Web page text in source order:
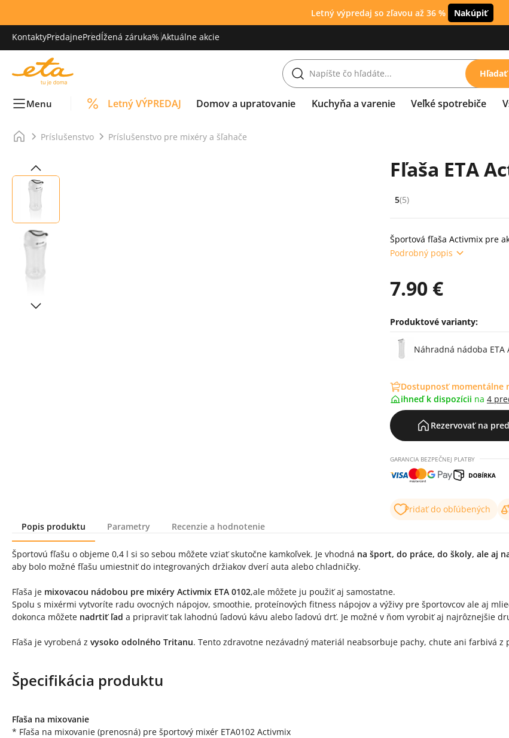
Letný výpredaj so zľavou až 36 % Nakúpiť
KontaktyPredajnePredĺžená záruka% Aktuálne akcie
Hľadať
Menu Letný VÝPREDAJ Domov a upratovanie Kuchyňa a varenie Veľké spotrebiče
Príslušenstvo Príslušenstvo pre mixéry a šľahače
Fľaša ETA
Hodnocení: 5 z 5 (5 recenzí)
5(5)
Športová fľaša Activmix pre
Podrobný popis
7.90 €
Produktové varianty:
Varianty
Náhradná nádoba ETA
Dostupnosť momentálne
ihneď k dispozícii na 4
Rezervovať na
GARANCIA BEZPEČNEJ PLATBY
Pridať do obľúbených
Popis produktu
Parametry Recenzie a hodnotenie
Popis produktu
Športovú fľašu o objeme 0,4 l si so sebou môžete vziať skutočne kamkoľvek. Je vhodná na šport, do práce, do školy, ale aj
aby bolo možné fľašu umiestniť do integrovaných držiakov dverí auta alebo chladničky.
Fľaša je mixovacou nádobou pre mixéry Activmix ETA 0102,ale môžete ju použiť aj samostatne.
Spolu s mixérmi vytvoríte radu ovocných nápojov, smoothie, proteínových fitness nápojov a výživy pre športovcov ale aj
dokonca môžete nadrtiť ľad a pripraviť tak lahodnú ľadovú kávu alebo ľadovú drť. Je možné v ňom vyrobiť aj najrôznejšie
Fľaša je vyrobená z vysoko odolného Tritanu. Tento zdravotne nezávadný materiál neabsorbuje pachy, chute ani farbivá
Špecifikácia produktu
Fľaša na mixovanie
* Fľaša na mixovanie (prenosná) pre športový mixér ETA0102 Activmix